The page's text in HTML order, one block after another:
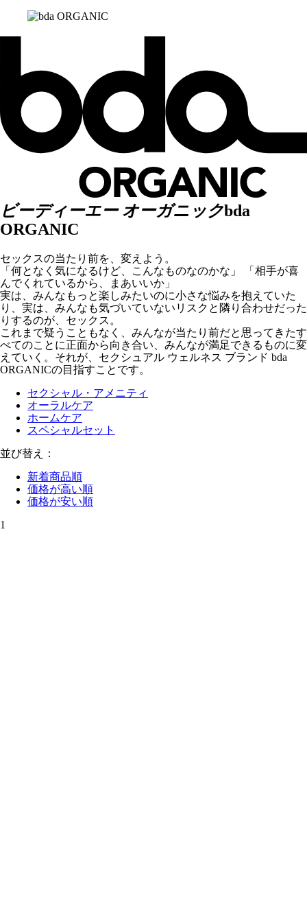
ビーディーエー オーガニックbda
ORGANIC
セックスの当たり前を、変えよう。
「何となく気になるけど、こんなものなのかな」 「相手が喜
んでくれているから、まあいいか」
実は、みんなもっと楽しみたいのに小さな悩みを抱えていた
り、実は、みんなも気づいていないリスクと隣り合わせだった
りするのが、セックス。
これまで疑うこともなく、みんなが当たり前だと思ってきたす
べてのことに正面から向き合い、みんなが満足できるものに変
えていく。それが、セクシュアル ウェルネス ブランド bda
ORGANICの目指すことです。
セクシャル・アメニティ
オーラルケア
ホームケア
スペシャルセット
並び替え：
新着商品順
価格が高い順
価格が安い順
1